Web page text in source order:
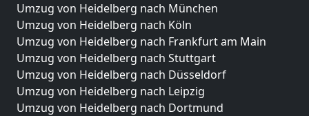
Umzug von Heidelberg nach München
Umzug von Heidelberg nach Köln
Umzug von Heidelberg nach Frankfurt am Main
Umzug von Heidelberg nach Stuttgart
Umzug von Heidelberg nach Düsseldorf
Umzug von Heidelberg nach Leipzig
Umzug von Heidelberg nach Dortmund